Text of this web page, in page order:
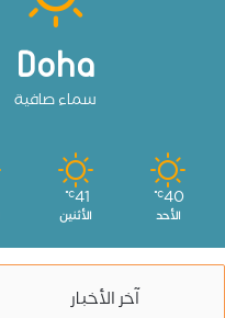
Doha
سماء صافية
40
℃
الأحد
41
℃
الأثنين
آخر الأخبار